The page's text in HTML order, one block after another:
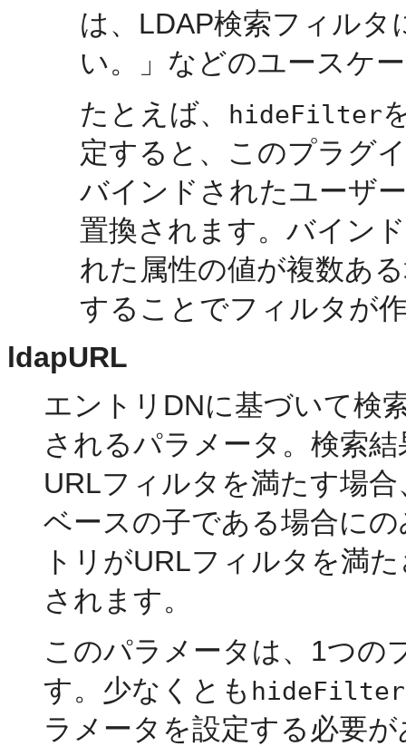
は、LDAP検索フィル
い。」などのユースケ
たとえば、
hideFilter
定すると、このプラグ
バインドされたユーザ
置換されます。バイン
れた属性の値が複数あ
することでフィルタが
ldapURL
エントリDNに基づいて検
されるパラメータ 。検索
URLフィルタを満たす場
ベースの子である場合に
トリがURLフィルタを満
されます。
このパラメータは、1つの
す。少なくとも hideFilter
ラメータを設定する必要